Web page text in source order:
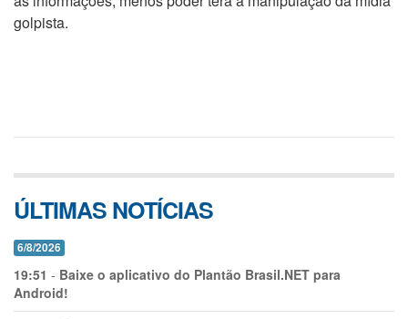
golpista.
ÚLTIMAS NOTÍCIAS
6/8/2026
19:51 - Baixe o aplicativo do Plantão Brasil.NET para
Android!